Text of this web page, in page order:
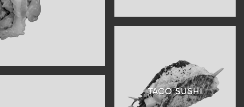
TACO SUSHI